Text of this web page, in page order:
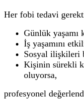
Her fobi tedavi
Günlük yaşamı
İş yaşamını
Sosyal ilişkileri
Kişinin sürekli
oluyorsa,
profesyonel